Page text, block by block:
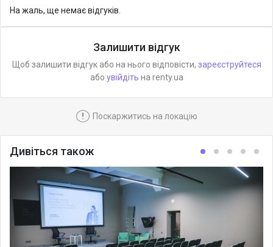
На жаль, ще немає відгуків.
Залишити відгук
Щоб залишити відгук або на нього відповісти, зареєструйтеся
або увійдіть на renty.ua
! Поскаржитись на локацію
Дивіться також